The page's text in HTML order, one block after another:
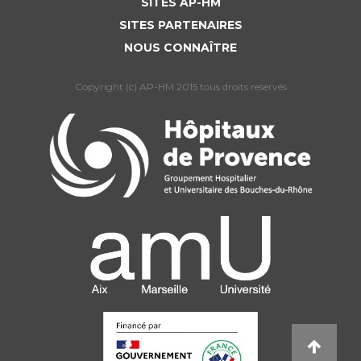
SITES PARTENAIRES
NOUS CONNAÎTRE
Copyright (c) AP-HM 2015 tous droits reservés